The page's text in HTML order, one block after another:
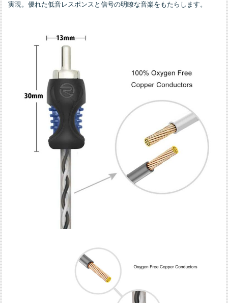
実現。優れた低音レスポンスと信号の明瞭な音楽をもたらします。